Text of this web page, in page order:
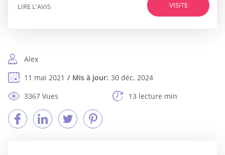
VISITE
LIRE L'AVIS
Alex
11 mai 2021
Mis à jour: 30 déc. 2024
3367 Vues
13 lecture min